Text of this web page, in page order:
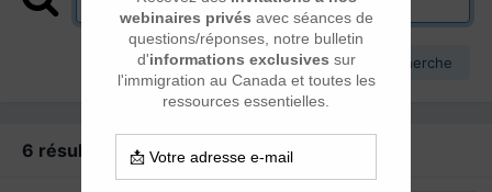
Plus d’options de recherche
6 résultats trouvés